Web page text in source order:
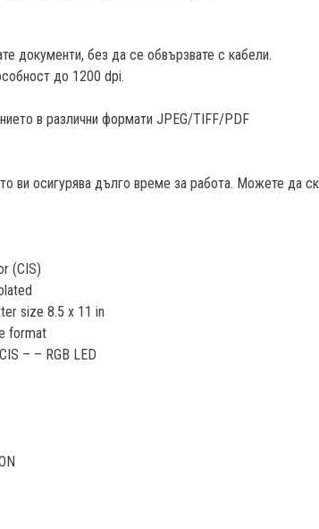
документи, без да се обвързвате с кабели.
до 1200 dpi.
в различни формати JPEG/TIFF/PDF
ви осигурява дълго време за работа. Можете да
(CIS)
size 8.5 x 11 in
format
– – RGB LED